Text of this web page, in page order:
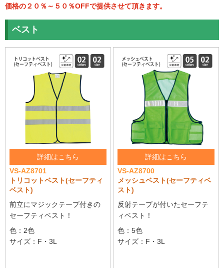
価格の２０％～５０％OFFで提供させて頂きます。
ベスト
詳細はこちら
VS-AZ8701
トリコットベスト(セーフティ
ベスト)
前立にマジックテープ付きの
セーフティベスト！
色：2色
サイズ：F・3L
詳細はこちら
VS-AZ8700
メッシュベスト(セーフティベ
スト)
反射テープが付いたセーフテ
ィベスト！
色：5色
サイズ：F・3L